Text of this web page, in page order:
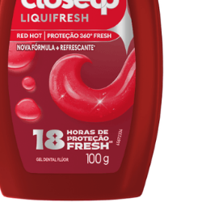
absorvente
shampoo